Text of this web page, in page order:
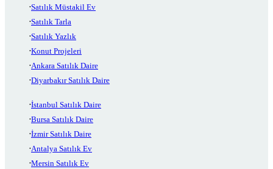
Satılık Müstakil Ev
Satılık Tarla
Satılık Yazlık
Konut Projeleri
Ankara Satılık Daire
Diyarbakır Satılık Daire
İstanbul Satılık Daire
Bursa Satılık Daire
İzmir Satılık Daire
Antalya Satılık Ev
Mersin Satılık Ev